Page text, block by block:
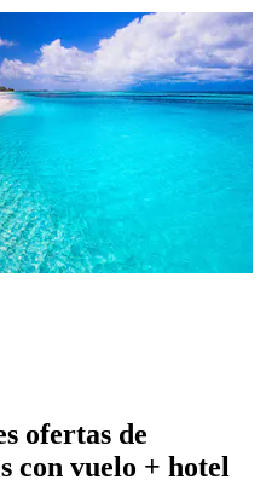
ofertas de
con vuelo + hotel